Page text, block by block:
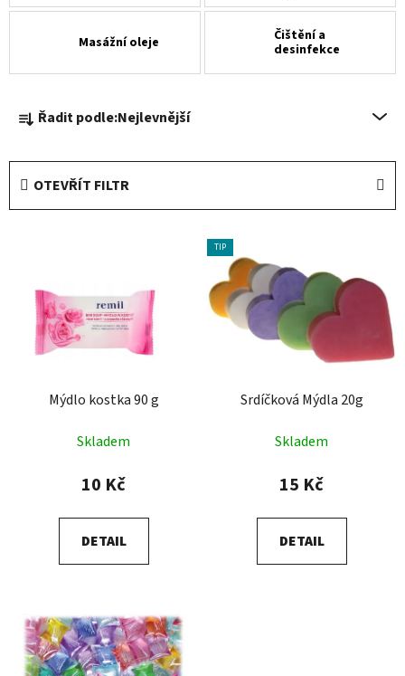
Masážní oleje
Čištění a
desinfekce
a
Řadit podle:Nejlevnější
OTEVŘÍT FILTR
Mýdlo kostka 90 g
Skladem
10 Kč
DETAIL
TIP
Srdíčková Mýdla 20g
Skladem
15 Kč
DETAIL